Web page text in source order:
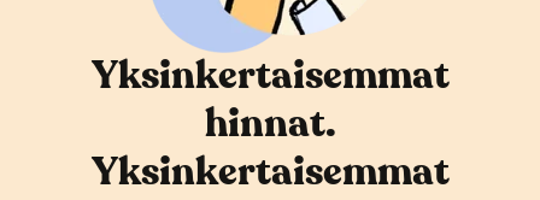
Yksinkertaisemmat
hinnat.
Yksinkertaisemmat